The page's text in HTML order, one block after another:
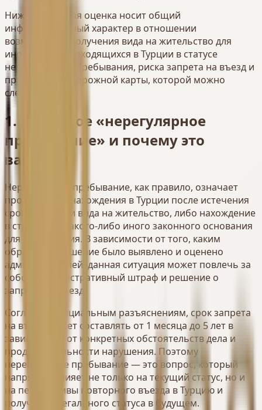
Нижеследующая оценка носит общий
информационный характер в отношении
возможности получения вида на жительство для
иностранцев, находящихся в Турции в статусе
нерегулярного пребывания, риска запрета на въезд и
правомерной дорожной карты, которой можно
следовать.
1. Что такое «нерегулярное
пребывание» и почему это
важно?
Нерегулярное пребывание, как правило, означает
продолжение нахождения в Турции после истечения
срока визы или вида на жительство, либо нахождение
в стране без какого-либо иного законного основания
для пребывания. В зависимости от того, каким
образом нарушение было выявлено и оценено
администрацией, данная ситуация может повлечь за
собой административный штраф и решение о
запрете на въезд.
Согласно официальным разъяснениям, срок запрета
на въезд может составлять от 1 месяца до 5 лет в
зависимости от конкретных обстоятельств дела и
продолжительности нарушения. Поэтому
нерегулярное пребывание — это вопрос, который
напрямую влияет не только на текущий статус, но и
на перспективы повторного въезда в Турцию и
получения легального статуса в будущем.